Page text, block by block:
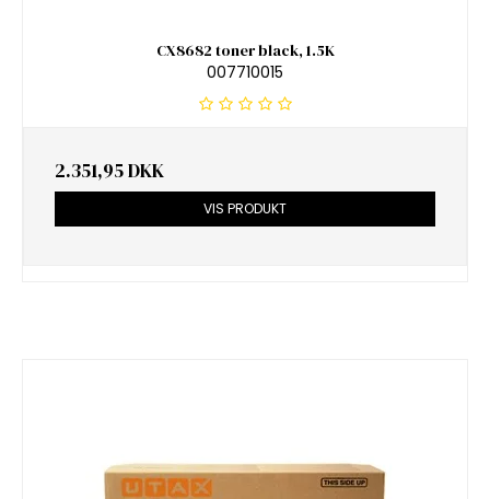
CX8682 toner black, 1.5K
007710015
2.351,95 DKK
VIS PRODUKT